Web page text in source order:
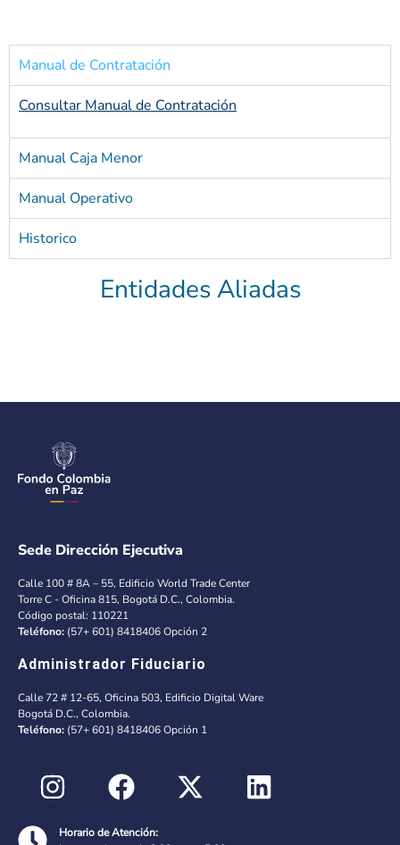
Manual de Contratación
Consultar Manual de Contratación
Manual Caja Menor
Manual Operativo
Historico
Entidades Aliadas
Sede Dirección Ejecutiva
Calle 100 # 8A – 55, Edificio World Trade Center
Torre C - Oficina 815, Bogotá D.C., Colombia.
Código postal: 110221
Teléfono: (57+ 601) 8418406 Opción 2
Administrador Fiduciario
Calle 72 # 12-65, Oficina 503, Edificio Digital Ware
Bogotá D.C., Colombia.
Teléfono: (57+ 601) 8418406 Opción 1
Horario de Atención: